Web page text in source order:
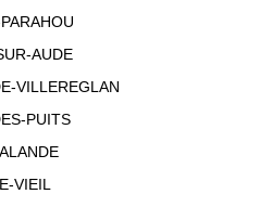
AUDE
VILLEREGLAN
PUITS
VIEIL